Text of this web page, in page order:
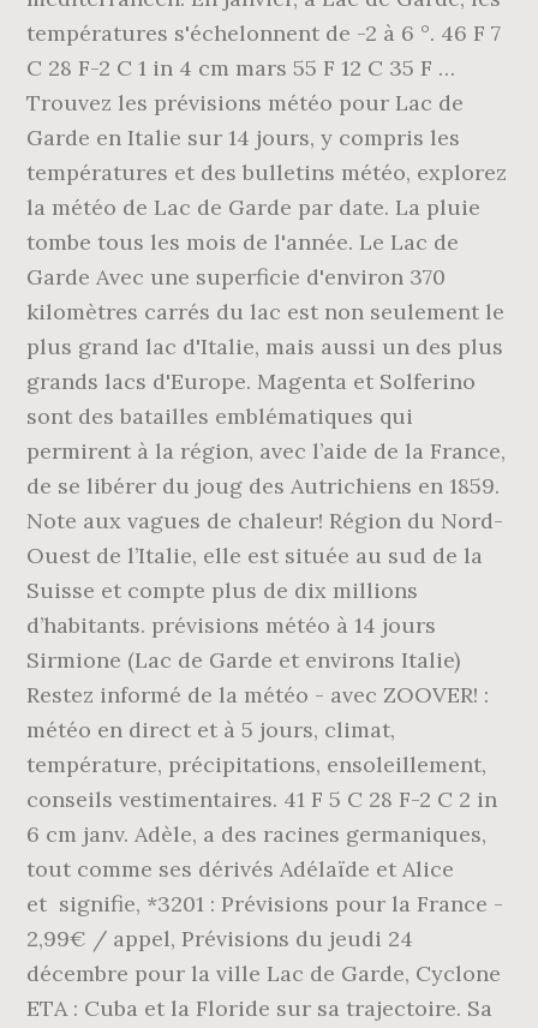
températures s'échelonnent de -2 à 6 °. 46 F 7
C 28 F-2 C 1 in 4 cm mars 55 F 12 C 35 F …
Trouvez les prévisions météo pour Lac de
Garde en Italie sur 14 jours, y compris les
températures et des bulletins météo, explorez
la météo de Lac de Garde par date. La pluie
tombe tous les mois de l'année. Le Lac de
Garde Avec une superficie d'environ 370
kilomètres carrés du lac est non seulement le
plus grand lac d'Italie, mais aussi un des plus
grands lacs d'Europe. Magenta et Solferino
sont des batailles emblématiques qui
permirent à la région, avec l’aide de la France,
de se libérer du joug des Autrichiens en 1859.
Note aux vagues de chaleur! Région du Nord-
Ouest de l’Italie, elle est située au sud de la
Suisse et compte plus de dix millions
d’habitants. prévisions météo à 14 jours
Sirmione (Lac de Garde et environs Italie)
Restez informé de la météo - avec ZOOVER! :
météo en direct et à 5 jours, climat,
température, précipitations, ensoleillement,
conseils vestimentaires. 41 F 5 C 28 F-2 C 2 in
6 cm janv. Adèle, a des racines germaniques,
tout comme ses dérivés Adélaïde et Alice
et signifie, *3201 : Prévisions pour la France -
2,99€ / appel, Prévisions du jeudi 24
décembre pour la ville Lac de Garde, Cyclone
ETA : Cuba et la Floride sur sa trajectoire. Sa